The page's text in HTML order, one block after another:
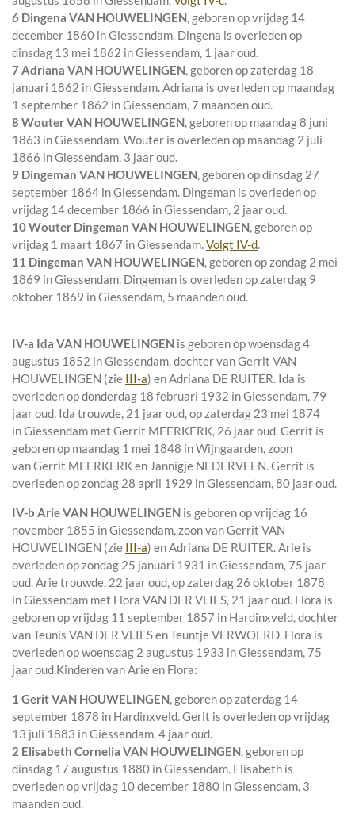
6 Dingena VAN HOUWELINGEN, geboren op vrijdag 14
december 1860 inGiessendam. Dingena is overleden op
dinsdag 13 mei 1862 inGiessendam, 1 jaar oud.
7 Adriana VAN HOUWELINGEN, geboren op zaterdag 18
januari 1862 inGiessendam. Adriana is overleden op maandag
1 september 1862 inGiessendam, 7 maanden oud.
8 Wouter VAN HOUWELINGEN, geboren op maandag 8 juni
1863 inGiessendam. Wouter is overleden op maandag 2 juli
1866 inGiessendam, 3 jaar oud.
9 Dingeman VAN HOUWELINGEN, geboren op dinsdag 27
september 1864 inGiessendam. Dingeman is overleden op
vrijdag 14 december 1866 inGiessendam, 2 jaar oud.
10 Wouter Dingeman VAN HOUWELINGEN, geboren op
vrijdag 1 maart 1867 inGiessendam.Volgt IV-d.
11 Dingeman VAN HOUWELINGEN, geboren op zondag 2 mei
1869 inGiessendam. Dingeman is overleden op zaterdag 9
oktober 1869 inGiessendam, 5 maanden oud.
IV-a Ida VAN HOUWELINGEN is geboren op woensdag 4
augustus 1852 inGiessendam, dochter vanGerrit VAN
HOUWELINGEN (zie III-a) enAdriana DE RUITER. Ida is
overleden op donderdag 18 februari 1932 inGiessendam, 79
jaar oud. Ida trouwde, 21 jaar oud, op zaterdag 23 mei 1874
inGiessendam met Gerrit MEERKERK, 26 jaar oud. Gerrit is
geboren op maandag 1 mei 1848 inWijngaarden, zoon
vanGerrit MEERKERK en Jannigje NEDERVEEN. Gerrit is
overleden op zondag 28 april 1929 inGiessendam, 80 jaar oud.
IV-b Arie VAN HOUWELINGEN is geboren op vrijdag 16
november 1855 inGiessendam, zoon vanGerrit VAN
HOUWELINGEN (zie III-a) enAdriana DE RUITER. Arie is
overleden op zondag 25 januari 1931 inGiessendam, 75 jaar
oud. Arie trouwde, 22 jaar oud, op zaterdag 26 oktober 1878
inGiessendam met Flora VAN DER VLIES, 21 jaar oud. Flora is
geboren op vrijdag 11 september 1857 in Hardinxveld, dochter
vanTeunis VAN DER VLIES enTeuntje VERWOERD. Flora is
overleden op woensdag 2 augustus 1933 inGiessendam, 75
jaar oud.Kinderen van Arie en Flora:
1 Gerit VAN HOUWELINGEN, geboren op zaterdag 14
september 1878 in Hardinxveld. Gerit is overleden op vrijdag
13 juli 1883 inGiessendam, 4 jaar oud.
2 Elisabeth Cornelia VAN HOUWELINGEN, geboren op
dinsdag 17 augustus 1880 inGiessendam. Elisabeth is
overleden op vrijdag 10 december 1880 inGiessendam, 3
maanden oud.